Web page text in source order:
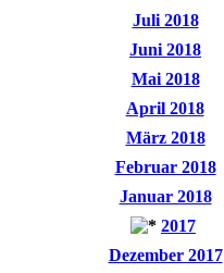
Juli 2018
Juni 2018
Mai 2018
April 2018
März 2018
Februar 2018
Januar 2018
2017
Dezember 2017